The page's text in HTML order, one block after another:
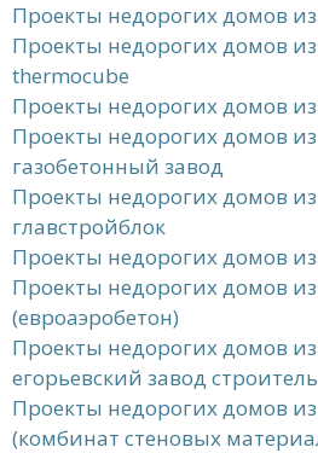
Проекты недорогих домов
Проекты недорогих домов
thermocube
Проекты недорогих домов
Проекты недорогих домов
газобетонный завод
Проекты недорогих домов
главстройблок
Проекты недорогих домов
Проекты недорогих домов
(евроаэробетон)
Проекты недорогих домов
егорьевский завод
Проекты недорогих домов
(комбинат стеновых